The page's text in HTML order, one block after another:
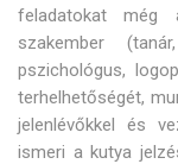
feladatokat még
szakember
pszichológus,
terhelhetőségét,
jelenlévőkkel és
ismeri a kutya